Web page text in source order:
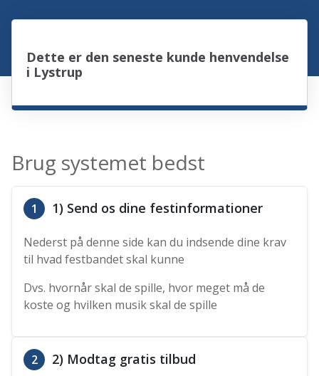
Dette er den seneste kunde henvendelse
i Lystrup
Brug systemet bedst
1 1) Send os dine festinformationer
Nederst på denne side kan du indsende dine krav
til hvad festbandet skal kunne
Dvs. hvornår skal de spille, hvor meget må de
koste og hvilken musik skal de spille
2 2) Modtag gratis tilbud